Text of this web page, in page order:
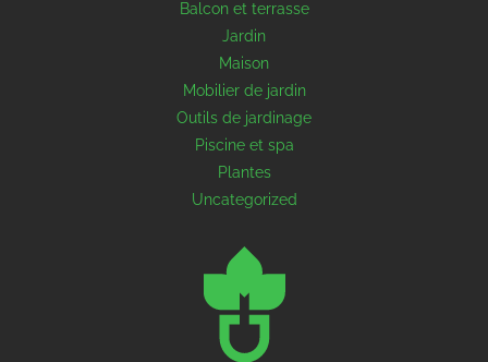
Balcon et terrasse
Jardin
Maison
Mobilier de jardin
Outils de jardinage
Piscine et spa
Plantes
Uncategorized